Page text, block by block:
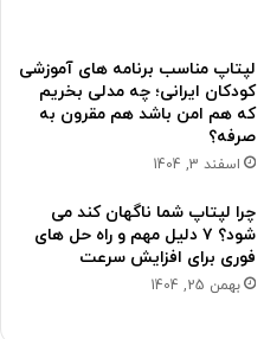
لپتاپ مناسب برنامه های آموزشی
کودکان ایرانی؛ چه مدلی بخریم
که هم امن باشد هم مقرون به
صرفه؟
اسفند 3, 1404
چرا لپتاپ شما ناگهان کند می
شود؟ ۷ دلیل مهم و راه حل های
فوری برای افزایش سرعت
بهمن 25, 1404